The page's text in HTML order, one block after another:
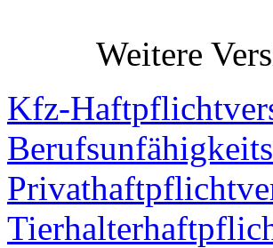
Weitere
Kfz-